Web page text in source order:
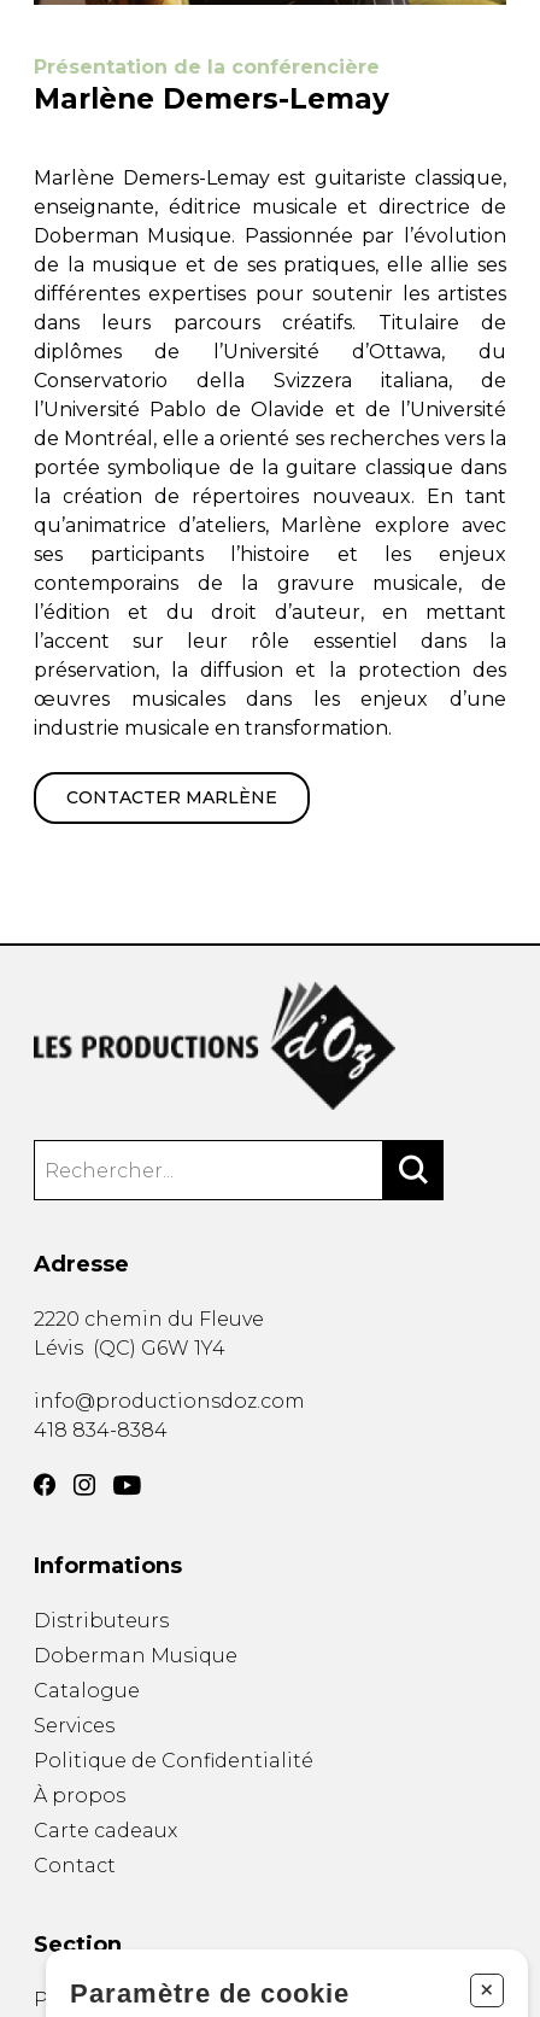
Présentation de la conférencière
Marlène Demers-Lemay
Marlène Demers-Lemay est guitariste classique,
enseignante, éditrice musicale et directrice de
Doberman Musique. Passionnée par l’évolution
de la musique et de ses pratiques, elle allie ses
différentes expertises pour soutenir les artistes
dans leurs parcours créatifs. Titulaire de
diplômes de l’Université d’Ottawa, du
Conservatorio della Svizzera italiana, de
l’Université Pablo de Olavide et de l’Université
de Montréal, elle a orienté ses recherches vers la
portée symbolique de la guitare classique dans
la création de répertoires nouveaux. En tant
qu’animatrice d’ateliers, Marlène explore avec
ses participants l’histoire et les enjeux
contemporains de la gravure musicale, de
l’édition et du droit d’auteur, en mettant
l’accent sur leur rôle essentiel dans la
préservation, la diffusion et la protection des
œuvres musicales dans les enjeux d’une
industrie musicale en transformation.
CONTACTER MARLÈNE
Adresse
2220 chemin du Fleuve
Lévis (QC) G6W 1Y4
info@productionsdoz.com
418 834-8384
Informations
Distributeurs
Doberman Musique
Catalogue
Services
Politique de Confidentialité
À propos
Carte cadeaux
Contact
Section
Partitions pour guitare
Paramètre de cookie +